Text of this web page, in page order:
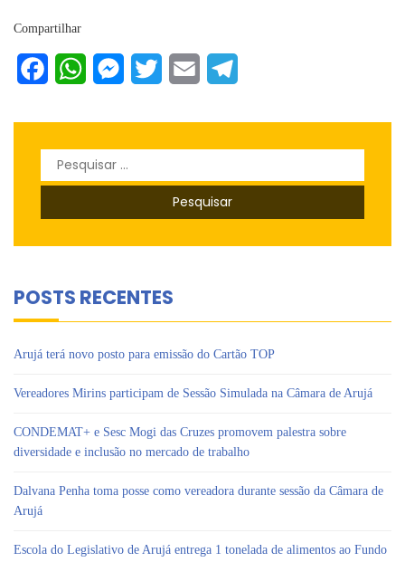
Compartilhar
FacebookWhatsAppMessenger
Twitter Email
Pesquisar
POSTS RECENTES
Arujá terá novo posto para emissão do Cartão TOP
Vereadores Mirins participam de Sessão Simulada na Câmara de Arujá
CONDEMAT+ e Sesc Mogi das Cruzes promovem palestra sobre
diversidade e inclusão no mercado de trabalho
Dalvana Penha toma posse como vereadora durante sessão da Câmara de
Arujá
Escola do Legislativo de Arujá entrega 1 tonelada de alimentos ao Fundo